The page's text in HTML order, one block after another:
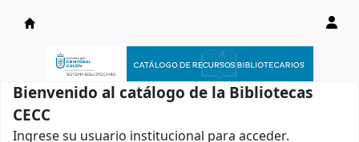
Catálogo en línea
Bienvenido al catálogo de la Bibliotecas
CECC
Ingrese su usuario institucional para acceder.